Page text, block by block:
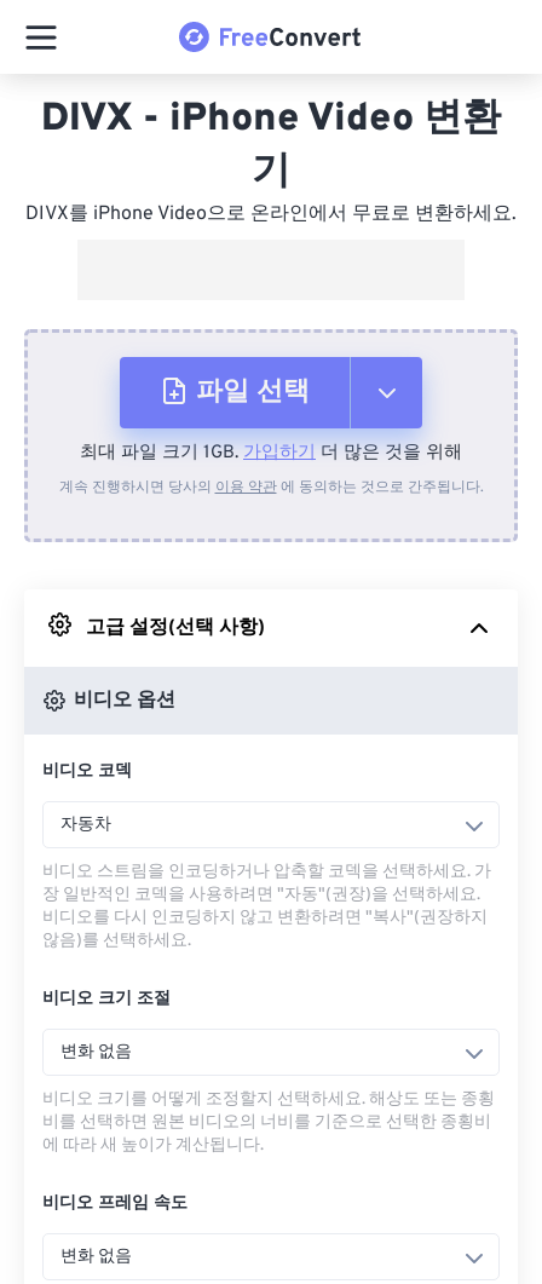
DIVX - iPhone Video 변환
기
DIVX를 iPhone Video으로 온라인에서 무료로 변환하세요.
파일 선택
장치에서
Google 드라이브에서
최대 파일 크기 1GB. 가입하기 더 많은 것을 위해
계속 진행하시면 당사의 이용 약관에 동의하는 것으로 간주됩니다.
고급 설정(선택 사항)
비디오 옵션
비디오 코덱
자동차
비디오 스트림을 인코딩하거나 압축할 코덱을 선택하세요. 가
장 일반적인 코덱을 사용하려면 "자동"(권장)을 선택하세요.
비디오를 다시 인코딩하지 않고 변환하려면 "복사"(권장하지
않음)를 선택하세요.
비디오 크기 조절
변화 없음
비디오 크기를 어떻게 조정할지 선택하세요. 해상도 또는 종횡
비를 선택하면 원본 비디오의 너비를 기준으로 선택한 종횡비
에 따라 새 높이가 계산됩니다.
비디오 프레임 속도
변화 없음